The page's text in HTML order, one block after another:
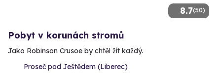
8.7(50)
Pobyt v korunách stromů
Jako Robinson Crusoe by chtěl žít každý.
Proseč pod Ještědem (Liberec)